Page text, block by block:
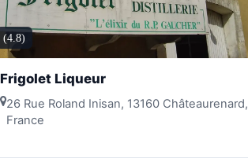
(4.8)
Frigolet Liqueur
26 Rue Roland Inisan, 13160 Châteaurenard,
France